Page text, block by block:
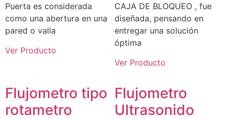
Puerta es considerada
como una abertura en una
pared o valla
Ver Producto
CAJA DE BLOQUEO , fue
diseñada, pensando en
entregar una solución
óptima
Ver Producto
Flujometro tipo
rotametro
Flujometro
Ultrasonido